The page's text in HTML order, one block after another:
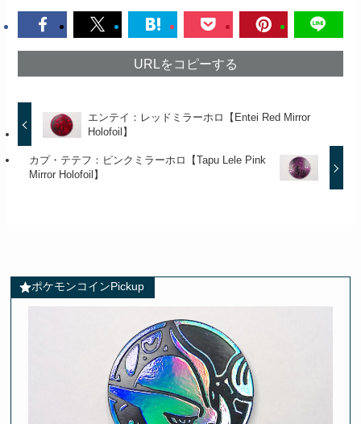
URLをコピーする
エンテイ：レッドミラーホロ【Entei Red Mirror
Holofoil】
カプ・テテフ：ピンクミラーホロ【Tapu Lele Pink
Mirror Holofoil】
ポケモンコインPickup